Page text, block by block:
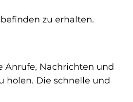
zu erhalten.
Anrufe, Nachrichten und
holen. Die schnelle und